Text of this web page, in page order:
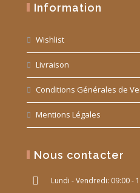
Information
Wishlist
Livraison
Conditions Générales de
Mentions Légales
Nous contacter
Lundi - Vendredi: 09:00 -